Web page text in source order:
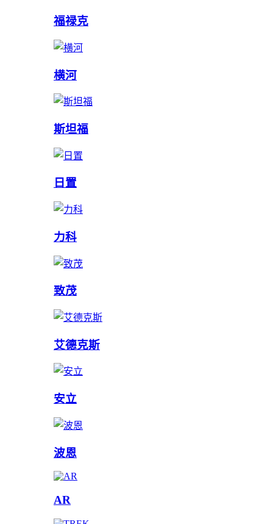
福禄克
横河
斯坦福
日置
力科
致茂
艾德克斯
安立
波恩
AR